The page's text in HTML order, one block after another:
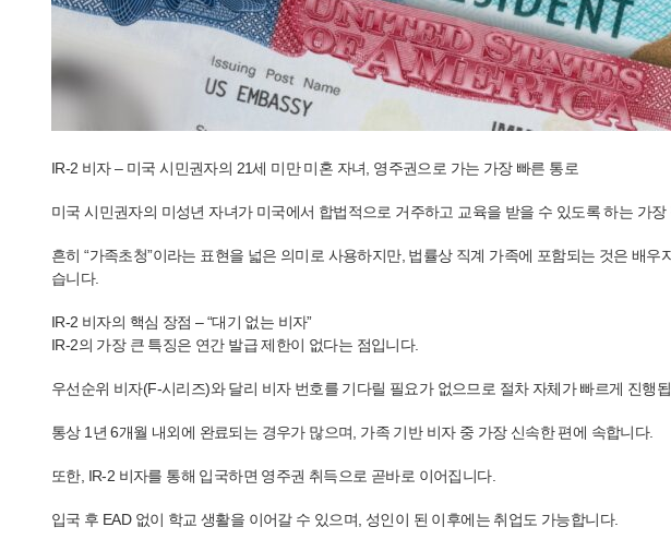
IR-2 비자 – 미국 시민권자의 21세 미만 미혼 자녀, 영주권으로 가는 가장 빠른 통로
미국 시민권자의 미성년 자녀가 미국에서 합법적으로 거주하고 교육을 받을 수 있도록 하는 가
흔히 “가족초청”이라는 표현을 넓은 의미로 사용하지만, 법률상 직계 가족에 포함되는 것은 배
습니다.
IR-2 비자의 핵심 장점 – “대기 없는 비자”
IR-2의 가장 큰 특징은 연간 발급 제한이 없다는 점입니다.
우선순위 비자(F-시리즈)와 달리 비자 번호를 기다릴 필요가 없으므로 절차 자체가 빠르게 진행
통상 1년 6개월 내외에 완료되는 경우가 많으며, 가족 기반 비자 중 가장 신속한 편에 속합니다.
또한, IR-2 비자를 통해 입국하면 영주권 취득으로 곧바로 이어집니다.
입국 후 EAD 없이 학교 생활을 이어갈 수 있으며, 성인이 된 이후에는 취업도 가능합니다.